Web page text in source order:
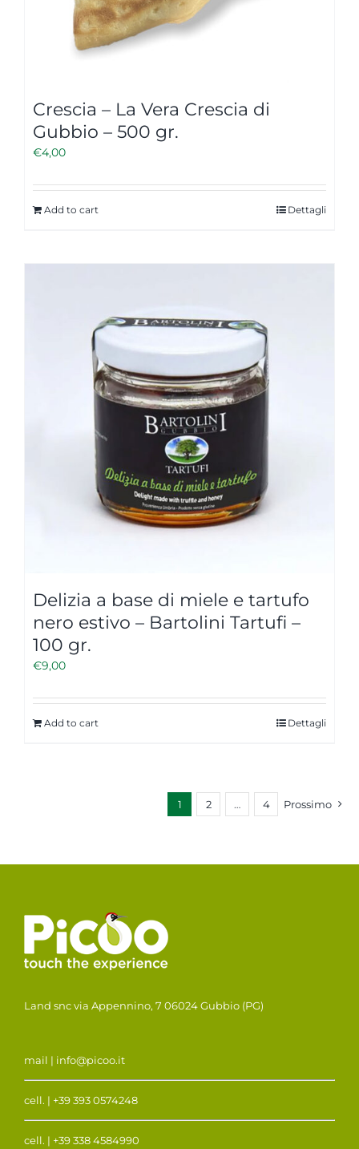
Crescia – La Vera Crescia di
Gubbio – 500 gr.
€4,00
Add to cart Dettagli
Delizia a base di miele e tartufo
nero estivo – Bartolini Tartufi –
100 gr.
€9,00
Add to cart Dettagli
1 2 … 4 Prossimo
Land snc via Appennino, 7 06024 Gubbio (PG)
mail | info@picoo.it
cell. | +39 393 0574248
cell. | +39 338 4584990